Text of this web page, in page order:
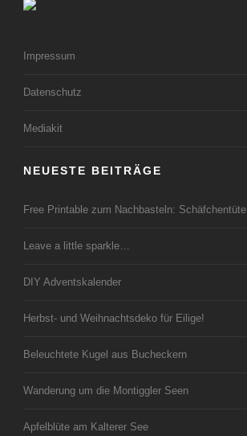
Impressum
Datenschutz
Mediakit
NEUESTE BEITRÄGE
Free Printable zum Nachbasteln: Schäfchentüte
Leave a little sparkle…
DIY Adventskalender
Herbst- und Weihnachtsdeko für Eilige!
Beleuchtete Kugel aus Bucheckern
Wanderung um die Montiggler Seen
Apfelblüte am Kalterer See